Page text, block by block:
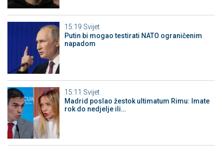
15:19 Svijet
Putin bi mogao testirati NATO ograničenim
napadom
15:11 Svijet
Madrid poslao žestok ultimatum Rimu: Imate
rok do nedjelje ili…